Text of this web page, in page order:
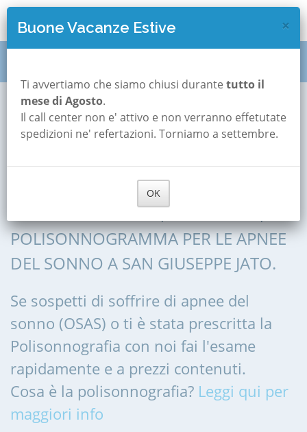
San Giuseppe Jato
Polisonnografia a
San Giuseppe Jato
POLISONNOGRAFIA, POLIGRAFIA,
POLISONNOGRAMMA PER LE APNEE
DEL SONNO A SAN GIUSEPPE JATO.
Se sospetti di soffrire di apnee del
sonno (OSAS) o ti è stata prescritta la
Polisonnografia con noi fai l'esame
rapidamente e a prezzi contenuti.
Cosa è la polisonnografia? Leggi qui per
maggiori info
×
Buone Vacanze Estive
Ti avvertiamo che siamo chiusi durante tutto il
mese di Agosto.
Il call center non e' attivo e non verranno effetutate
spedizioni ne' refertazioni. Torniamo a settembre.
OK